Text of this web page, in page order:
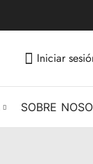
Iniciar
SOBRE